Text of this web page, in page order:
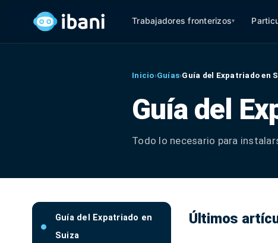
Trabajadores fronterizos▾
Inicio›Guías›Guía del Expatriado en
Guía del
Todo lo necesario para
Guía del Expatriado en
Suiza
Últimos